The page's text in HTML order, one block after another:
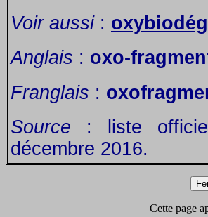
Voir aussi:
Anglais : oxo-
Franglais :
Source : liste
décembre 2016.
Cette page